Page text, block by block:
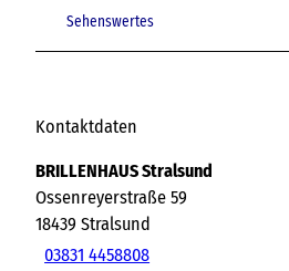
Sehenswertes
Kontaktdaten
BRILLENHAUS Stralsund
Ossenreyerstraße 59
18439 Stralsund
03831 4458808